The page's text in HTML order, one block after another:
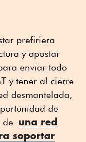
prefiriera
y apostar
enviar todo
y tener al cierre
desmantelada,
de
de una red
soportar